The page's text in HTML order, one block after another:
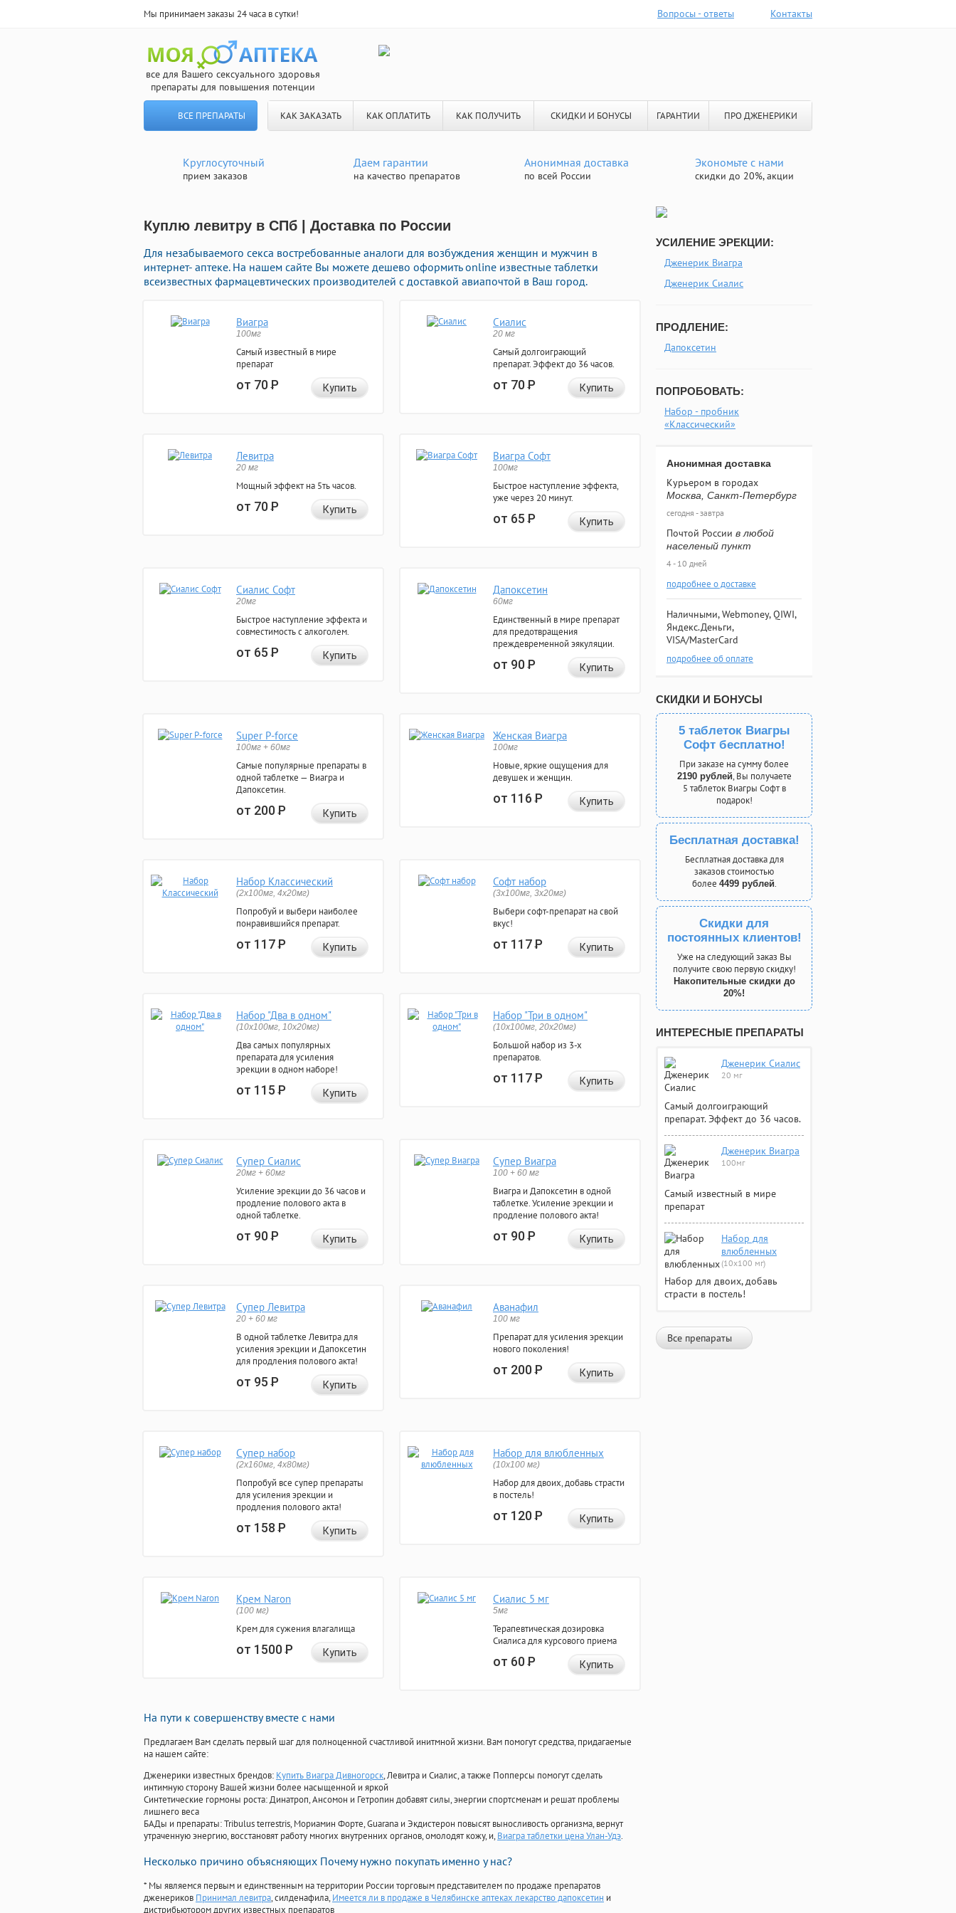
Мы принимаем заказы 24 часа в сутки! Вопросы - ответы Контакты
все для Вашего сексуального здоровья
препараты для повышения потенции
ВСЕ ПРЕПАРАТЫ КАК ЗАКАЗАТЬ КАК ОПЛАТИТЬ КАК ПОЛУЧИТЬ СКИДКИ И БОНУСЫ ГАРАНТИИ ПРО ДЖЕНЕРИКИ
Круглосуточный
прием заказов
Даем гарантии
на качество препаратов
Анонимная доставка
по всей России
Экономьте с нами
скидки до 20%, акции
Куплю левитру в СПб | Доставка по России
Для незабываемого секса востребованные аналоги для возбуждения женщин и мужчин в
интернет- аптеке. На нашем сайте Вы можете дешево оформить online известные таблетки
всеизвестных фармацевтических производителей с доставкой авиапочтой в Ваш город.
Виагра
100мг
Самый известный в мире
препарат
от 70Р Купить
Сиалис
20 мг
Самый долгоиграющий
препарат. Эффект до 36 часов.
от 70Р Купить
Левитра
20 мг
Мощный эффект на 5ть часов.
от 70Р Купить
Виагра Софт
100мг
Быстрое наступление эффекта,
уже через 20 минут.
от 65Р Купить
Сиалис Софт
20мг
Быстрое наступление эффекта и
совместимость с алкоголем.
от 65Р Купить
Дапоксетин
60мг
Единственный в мире препарат
для предотвращения
преждевременной эякуляции.
от 90Р Купить
Super P-force
100мг + 60мг
Самые популярные препараты в
одной таблетке — Виагра и
Дапоксетин.
от 200Р Купить
Женская Виагра
100мг
Новые, яркие ощущения для
девушек и женщин.
от 116Р Купить
Набор Классический
(2x100мг, 4x20мг)
Попробуй и выбери наиболее
понравившийся препарат.
от 117Р Купить
Софт набор
(3x100мг, 3x20мг)
Выбери софт-препарат на свой
вкус!
от 117Р Купить
Набор "Два в одном"
(10x100мг, 10x20мг)
Два самых популярных
препарата для усиления
эрекции в одном наборе!
от 115Р Купить
Набор "Три в одном"
(10x100мг, 20x20мг)
Большой набор из 3-х
препаратов.
от 117Р Купить
Супер Сиалис
20мг + 60мг
Усиление эрекции до 36 часов и
продление полового акта в
одной таблетке.
от 90Р Купить
Супер Виагра
100 + 60 мг
Виагра и Дапоксетин в одной
таблетке. Усиление эрекции и
продление полового акта!
от 90Р Купить
Супер Левитра
20 + 60 мг
В одной таблетке Левитра для
усиления эрекции и Дапоксетин
для продления полового акта!
от 95Р Купить
Аванафил
100 мг
Препарат для усиления эрекции
нового поколения!
от 200Р Купить
Супер набор
(2х160мг, 4х80мг)
Попробуй все супер препараты
для усиления эрекции и
продления полового акта!
от 158Р Купить
Набор для влюбленных
(10х100 мг)
Набор для двоих, добавь страсти
в постель!
от 120Р Купить
Крем Naron
(100 мг)
Крем для сужения влагалища
от 1500Р Купить
Сиалис 5 мг
5мг
Терапевтическая дозировка
Сиалиса для курсового приема
от 60Р Купить
На пути к совершенству вместе с нами
Предлагаем Вам сделать первый шаг для полноценной счастливой инитмной жизни. Вам помогут средства, придагаемые
на нашем сайте:
Дженерики известных брендов: Купить Виагра Дивногорск, Левитра и Сиалис, а также Попперсы помогут сделать
интимную сторону Вашей жизни более насыщенной и яркой
Синтетические гормоны роста: Динатроп, Ансомон и Гетропин добавят силы, энергии спортсменам и решат проблемы
лишнего веса
БАДы и препараты:Tribulus terrestris, Мориамин Форте, Guarana и Экдистерон повысят выносливость организма, вернут
утраченную энергию, восстановят работу многих внутренних органов, омолодят кожу, и, Виагра таблетки цена Улан-Удэ.
Несколько причино объясняющих Почему нужно покупать именно у нас?
* Мы являемся первым и единственным на территории России торговым представителем по продаже препаратов
дженериков Принимал левитра, силденафила, Имеется ли в продаже в Челябинске аптеках лекарство дапоксетин и
дистрибьютором других известных препаратов
УСИЛЕНИЕ ЭРЕКЦИИ:
Дженерик Виагра
Дженерик Сиалис
ПРОДЛЕНИЕ:
Дапоксетин
ПОПРОБОВАТЬ:
Набор - пробник
«Классический»
Анонимная доставка
Курьером в городах
Москва, Санкт-Петербург
сегодня - завтра
Почтой России в любой
населеный пункт
4 - 10 дней
подробнее о доставке
Наличными, Webmoney, QIWI,
Яндекс.Деньги,
VISA/MasterCard
подробнее об оплате
СКИДКИ И БОНУСЫ
5 таблеток Виагры
Софт бесплатно!
При заказе на сумму более
2190 рублей, Вы получаете
5 таблеток Виагры Софт в
подарок!
Бесплатная доставка!
Бесплатная доставка для
заказов стоимостью
более 4499 рублей.
Скидки для
постоянных клиентов!
Уже на следующий заказ Вы
получите свою первую скидку!
Накопительные скидки до
20%!
ИНТЕРЕСНЫЕ ПРЕПАРАТЫ
Дженерик Сиалис
20 мг
Самый долгоиграющий
препарат. Эффект до 36 часов.
Дженерик Виагра
100мг
Самый известный в мире
препарат
Набор для
влюбленных
(10х100 мг)
Набор для двоих, добавь
страсти в постель!
Все препараты